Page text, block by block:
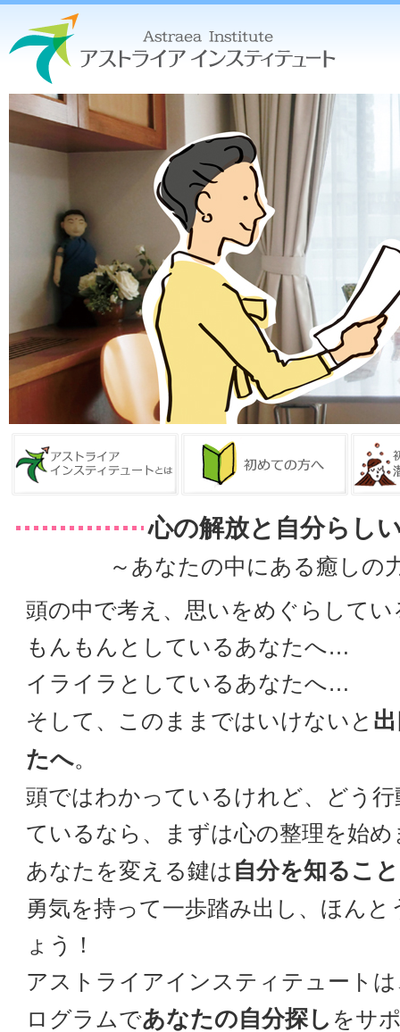
心の解放と自分らし
～あなたの中にある癒しの
頭の中で考え、思いをめぐらして
もんもんとしているあなたへ…
イライラとしているあなたへ…
そして、このままではいけないと
たへ。
頭ではわかっているけれど、どう
ているなら、まずは心の整理を始
あなたを変える鍵は 自分を知ること
勇気を持って一歩踏み出し、ほん
ょう！
アストライアインスティテュート
ログラムであなたの自分探し をサ